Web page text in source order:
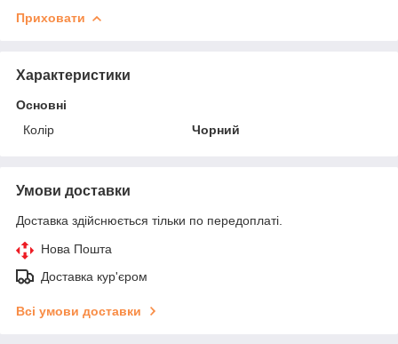
Приховати
Характеристики
Основні
Колір
Чорний
Умови доставки
Доставка здійснюється тільки по передоплаті.
Нова Пошта
Доставка кур'єром
Всі умови доставки